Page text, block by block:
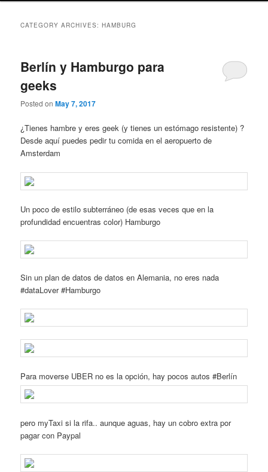
CATEGORY ARCHIVES:HAMBURG
Berlín y Hamburgo para
geeks
Posted onMay 7, 2017
¿Tienes hambre y eres geek (y tienes un estómago resistente) ?
Desde aquí puedes pedir tu comida en el aeropuerto de
Amsterdam
Un poco de estilo subterráneo (de esas veces que en la
profundidad encuentras color) Hamburgo
Sin un plan de datos de datos en Alemania, no eres nada
#dataLover #Hamburgo
Para moverse UBER no es la opción, hay pocos autos #Berlín
pero myTaxi si la rifa.. aunque aguas, hay un cobro extra por
pagar con Paypal